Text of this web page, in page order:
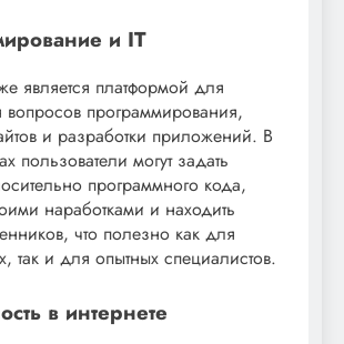
и IT
является платформой для
программирования,
и разработки приложений. В
пользователи могут задать
программного кода,
наработками и находить
что полезно как для
так и для опытных специалистов.
в интернете